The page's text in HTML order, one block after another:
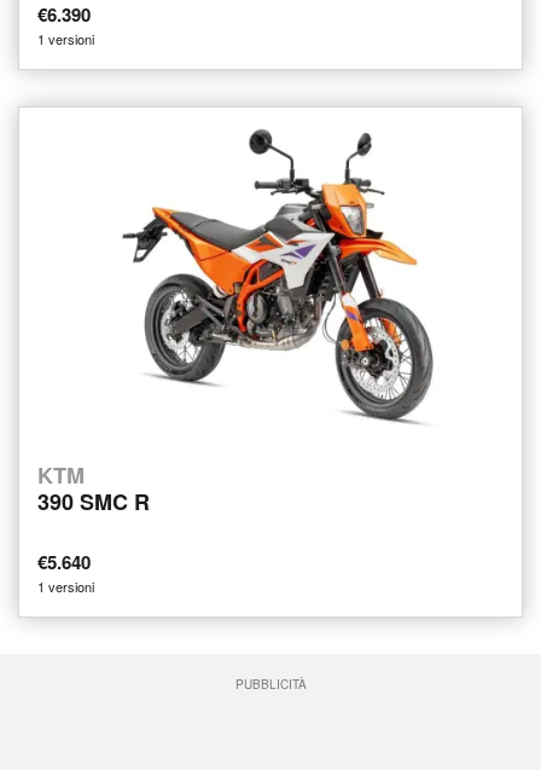
€6.390
1 versioni
KTM
390 SMC R
€5.640
1 versioni
PUBBLICITÀ